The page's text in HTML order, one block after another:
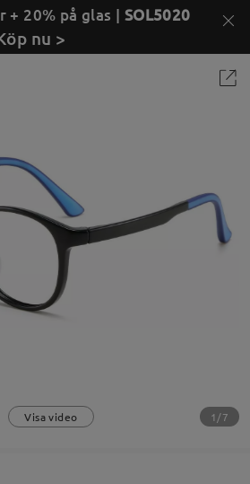
+ 20% på glas | SOL5020
nu >
Visa video 1/7